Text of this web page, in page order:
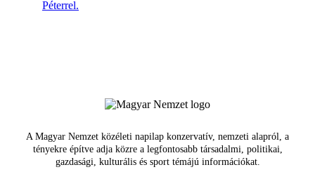
Péterrel.
A Magyar Nemzet közéleti napilap konzervatív, nemzeti alapról, a
tényekre építve adja közre a legfontosabb társadalmi, politikai,
gazdasági, kulturális és sport témájú információkat.